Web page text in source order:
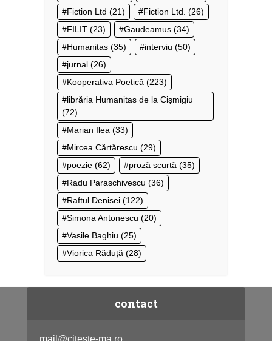
Fiction Ltd (21) Fiction Ltd. (26)
FILIT (23) Gaudeamus (34)
Humanitas (35) interviu (50)
jurnal (26)
Kooperativa Poetică (223)
librăria Humanitas de la Cișmigiu
(72)
Marian Ilea (33)
Mircea Cărtărescu (29)
poezie (62) proză scurtă (35)
Radu Paraschivescu (36)
Raftul Denisei (122)
Simona Antonescu (20)
Vasile Baghiu (25)
Viorica Răduţă (28)
contact